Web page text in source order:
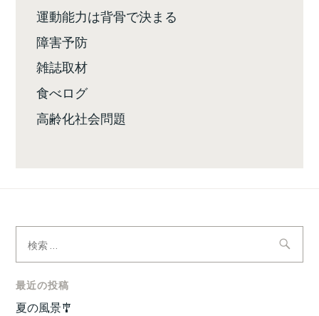
運動能力は背骨で決まる
障害予防
雑誌取材
食べログ
高齢化社会問題
索:
最近の投稿
夏の風景🎐